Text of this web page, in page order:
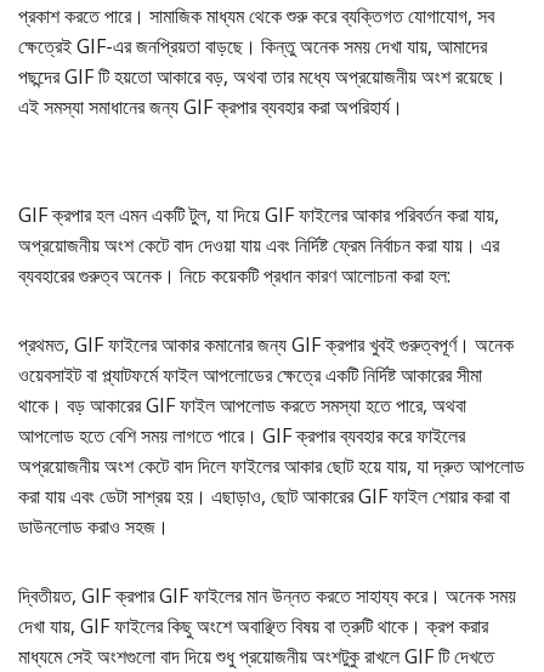
প্রকাশ করতে পারে। সামাজিক মাধ্যম থেকে শুরু করে ব্যক্তিগত যোগাযোগ, সব
ক্ষেত্রেই GIF-এর জনপ্রিয়তা বাড়ছে। কিন্তু অনেক সময় দেখা যায়, আমাদের
পছন্দের GIF টি হয়তো আকারে বড়, অথবা তার মধ্যে অপ্রয়োজনীয় অংশ রয়েছে।
এই সমস্যা সমাধানের জন্য GIF ক্রপার ব্যবহার করা অপরিহার্য।
GIF ক্রপার হল এমন একটি টুল, যা দিয়ে GIF ফাইলের আকার পরিবর্তন করা যায়,
অপ্রয়োজনীয় অংশ কেটে বাদ দেওয়া যায় এবং নির্দিষ্ট ফ্রেম নির্বাচন করা যায়। এর
ব্যবহারের গুরুত্ব অনেক। নিচে কয়েকটি প্রধান কারণ আলোচনা করা হল:
প্রথমত, GIF ফাইলের আকার কমানোর জন্য GIF ক্রপার খুবই গুরুত্বপূর্ণ। অনেক
ওয়েবসাইট বা প্ল্যাটফর্মে ফাইল আপলোডের ক্ষেত্রে একটি নির্দিষ্ট আকারের সীমা
থাকে। বড় আকারের GIF ফাইল আপলোড করতে সমস্যা হতে পারে, অথবা
আপলোড হতে বেশি সময় লাগতে পারে। GIF ক্রপার ব্যবহার করে ফাইলের
অপ্রয়োজনীয় অংশ কেটে বাদ দিলে ফাইলের আকার ছোট হয়ে যায়, যা দ্রুত আপলোড
করা যায় এবং ডেটা সাশ্রয় হয়। এছাড়াও, ছোট আকারের GIF ফাইল শেয়ার করা বা
ডাউনলোড করাও সহজ।
দ্বিতীয়ত, GIF ক্রপার GIF ফাইলের মান উন্নত করতে সাহায্য করে। অনেক সময়
দেখা যায়, GIF ফাইলের কিছু অংশে অবাঞ্ছিত বিষয় বা ত্রুটি থাকে। ক্রপ করার
মাধ্যমে সেই অংশগুলো বাদ দিয়ে শুধু প্রয়োজনীয় অংশটুকু রাখলে GIF টি দেখতে